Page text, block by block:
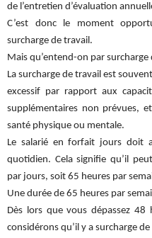
de l’entretien d’évaluation
C’est donc le moment
surcharge de travail.
Mais qu’entend-on par surcharge
La surcharge de travail est
excessif par rapport aux
supplémentaires non prévues,
santé physique ou mentale.
Le salarié en forfait jours doit
quotidien. Cela signifie qu’il
par jours, soit 65 heures par
Une durée de 65 heures par
Dès lors que vous dépassez
considérons qu’il y a surcharge